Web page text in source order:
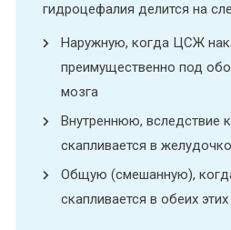
гидроцефалия делится на
Наружную, когда ЦСЖ
преимущественно под
мозга
Внутреннюю, вследствие
скапливается в
Общую (смешанную),
скапливается в обеих этих